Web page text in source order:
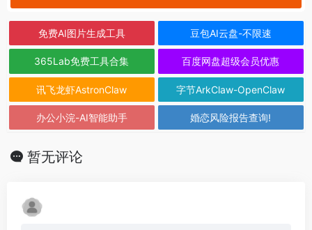
免费AI图片生成工具 豆包AI云盘-不限速
365Lab免费工具合集 百度网盘超级会员优惠
讯飞龙虾AstronClaw 字节ArkClaw-OpenClaw
办公小浣-AI智能助手 婚恋风险报告查询!
暂无评论